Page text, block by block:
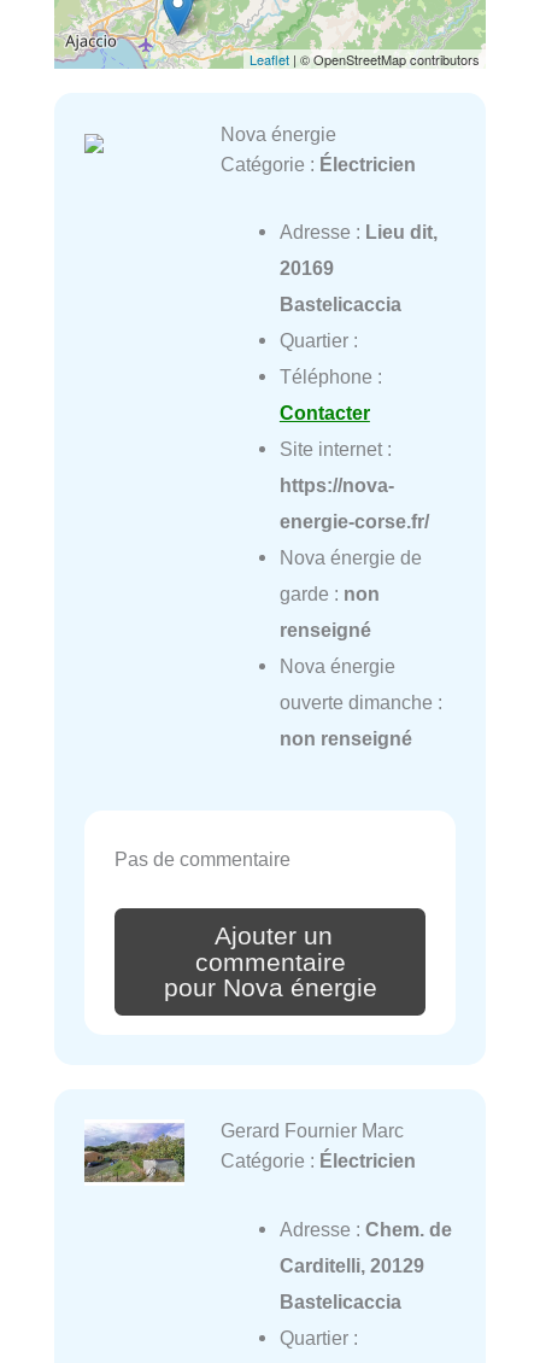
Leaflet | © OpenStreetMap contributors
Nova énergie
Catégorie : Électricien
Adresse : Lieu dit,
20169
Bastelicaccia
Quartier :
Téléphone :
Contacter
Site internet :
https://nova-
energie-corse.fr/
Nova énergie de
garde : non
renseigné
Nova énergie
ouverte dimanche :
non renseigné
Pas de commentaire
Ajouter un
commentaire
pour Nova énergie
Gerard Fournier Marc
Catégorie : Électricien
Adresse : Chem. de
Carditelli, 20129
Bastelicaccia
Quartier :